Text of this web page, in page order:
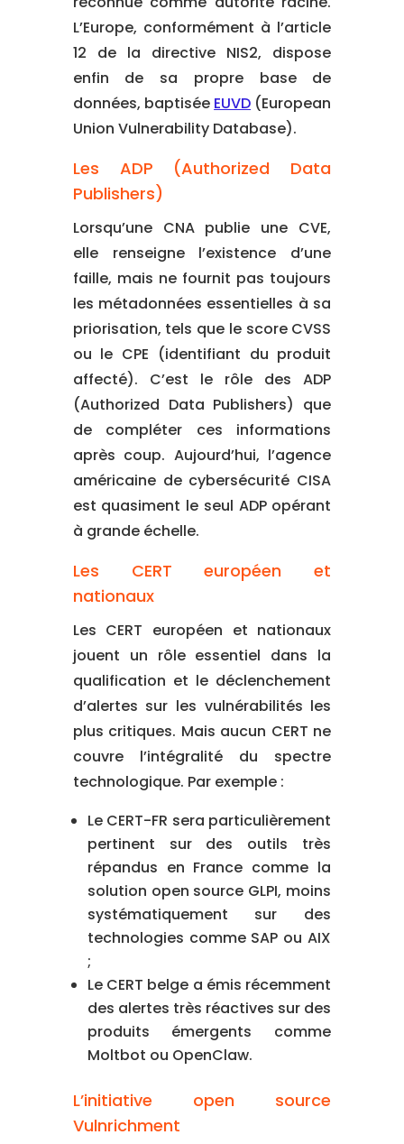
L’Europe, conformément à l’article
12 de la directive NIS2, dispose
enfin de sa propre base de
données, baptisée EUVD (European
Union Vulnerability Database).
Les ADP (Authorized Data
Publishers)
Lorsqu’une CNA publie une CVE,
elle renseigne l’existence d’une
faille, mais ne fournit pas toujours
les métadonnées essentielles à sa
priorisation, tels que le score CVSS
ou le CPE (identifiant du produit
affecté). C’est le rôle des ADP
(Authorized Data Publishers) que
de compléter ces informations
après coup. Aujourd’hui, l’agence
américaine de cybersécurité CISA
est quasiment le seul ADP opérant
à grande échelle.
Les CERT européen et
nationaux
Les CERT européen et nationaux
jouent un rôle essentiel dans la
qualification et le déclenchement
d’alertes sur les vulnérabilités les
plus critiques. Mais aucun CERT ne
couvre l’intégralité du spectre
technologique. Par exemple :
Le CERT-FR sera particulièrement
pertinent sur des outils très
répandus en France comme la
solution open source GLPI, moins
systématiquement sur des
technologies comme SAP ou AIX
;
Le CERT belge a émis récemment
des alertes très réactives sur des
produits émergents comme
Moltbot ou OpenClaw.
L’initiative open source
Vulnrichment